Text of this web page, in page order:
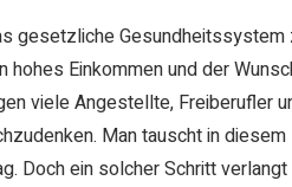
gesetzliche
hohes Einkommen und der
viele Angestellte, Freiberufler
Man tauscht in
Doch ein solcher Schritt